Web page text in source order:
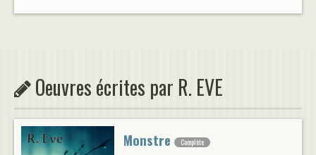
Oeuvres écrites par R. EVE
Monstre Complète